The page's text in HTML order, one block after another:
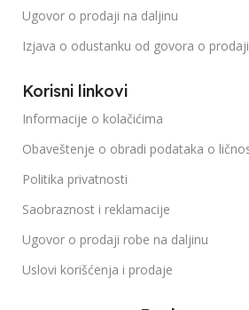
Ugovor o prodaji na daljinu
Izjava o odustanku od govora o
Korisni linkovi
Informacije o kolačićima
Obaveštenje o obradi podataka o
Politika privatnosti
Saobraznost i reklamacije
Ugovor o prodaji robe na daljinu
Uslovi korišćenja i prodaje